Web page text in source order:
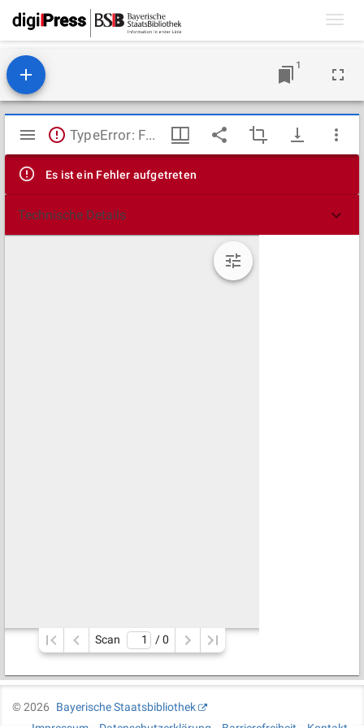
1
Mirador
Viewer
TypeError: Failed to fetch
Es ist ein Fehler aufgetreten
Technische Details
Scan / 0
©2026
Bayerische Staatsbibliothek